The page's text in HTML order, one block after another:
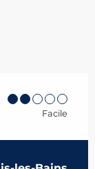
Facile